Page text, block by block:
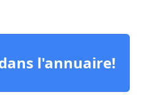
l'annuaire!